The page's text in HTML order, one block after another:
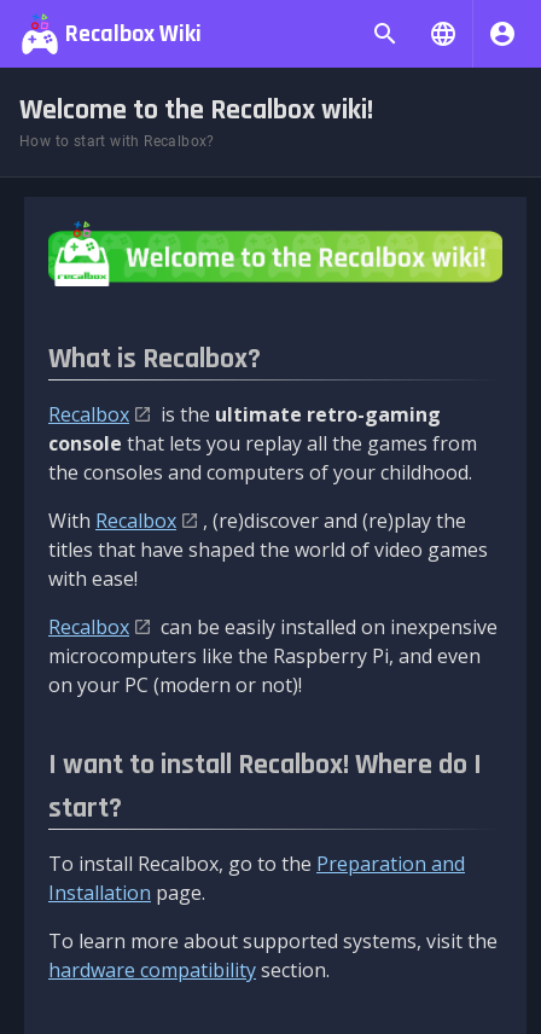
Recalbox Wiki
Welcome to the Recalbox wiki!
How to start with Recalbox?
What is Recalbox?
Recalbox is the ultimate retro-gaming
console that lets you replay all the games from
the consoles and computers of your childhood.
With Recalbox
, (re)discover and (re)play the
titles that have shaped the world of video games
with ease!
Recalbox
can be easily installed on inexpensive
microcomputers like the Raspberry Pi, and even
on your PC (modern or not)!
I want to install Recalbox! Where do I
start?
To install Recalbox, go to the Preparation and
Installation page.
To learn more about supported systems, visit the
hardware compatibilitysection.